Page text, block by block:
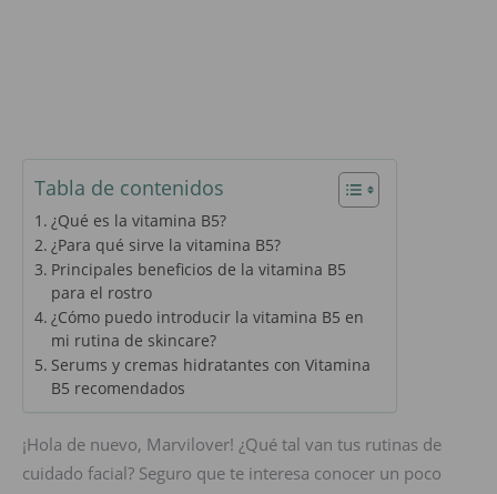
Tabla de contenidos
¿Qué es la vitamina B5?
¿Para qué sirve la vitamina B5?
Principales beneficios de la vitamina B5
para el rostro
¿Cómo puedo introducir la vitamina B5 en
mi rutina de skincare?
Serums y cremas hidratantes con Vitamina
B5 recomendados
¡Hola de nuevo, Marvilover! ¿Qué tal van tus rutinas de
cuidado facial? Seguro que te interesa conocer un poco